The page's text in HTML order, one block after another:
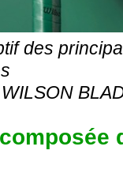
V10